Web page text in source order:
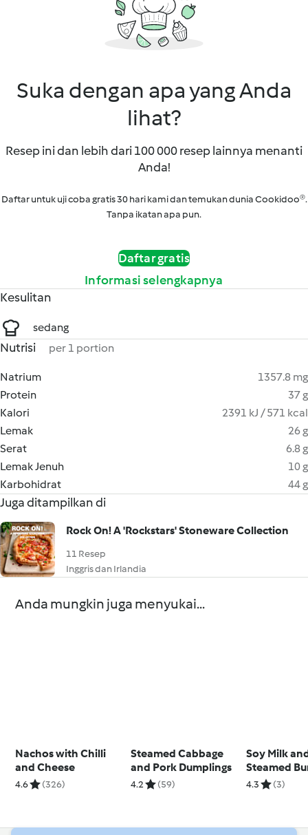
Suka dengan apa yang Anda
lihat?
Resep ini dan lebih dari 100 000 resep lainnya menanti
Anda!
Daftar untuk uji coba gratis 30 hari kami dan temukan dunia Cookidoo®.
Tanpa ikatan apa pun.
Daftar gratis
Informasi selengkapnya
Kesulitan
sedang
Nutrisi per 1 portion
Natrium
1357.8 mg
Protein
37 g
Kalori
2391 kJ / 571 kcal
Lemak
26 g
Serat
6.8 g
Lemak Jenuh
10 g
Karbohidrat
44 g
Juga ditampilkan di
Rock On! A 'Rockstars' Stoneware Collection
11 Resep
Inggris dan Irlandia
Anda mungkin juga menyukai...
Nachos with Chilli
and Cheese
4.6 (326)
Steamed Cabbage
and Pork Dumplings
4.2 (59)
Soy Milk
Steamed
4.3 (3)